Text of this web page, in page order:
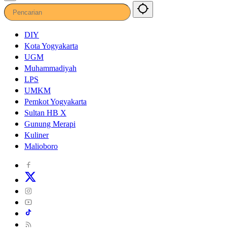
DIY
Kota Yogyakarta
UGM
Muhammadiyah
LPS
UMKM
Pemkot Yogyakarta
Sultan HB X
Gunung Merapi
Kuliner
Malioboro